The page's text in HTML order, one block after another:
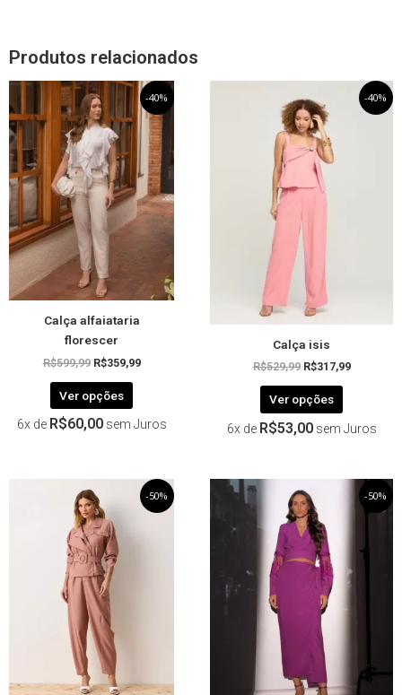
Produtos relacionados
-40%
Calça alfaiataria
florescer
R$599,99
preço
original
era:
R$599,99.
R$359,99
O
preço
atual
R$359,99.
Ver opções
Este
produto
tem
várias
variantes.
As
opções
podem
na
página
do
6x de R$60,00 sem Juros
-40%
Calça isis
R$529,99
preço
original
era:
R$529,99.
R$317,99
preço
atual
Ver opções
Este
produto
do
6x de R$53,00 sem Juros
-50%
preço
original
era:
R$339,99.
O
preço
atual
Este
produto
na
-50%
preço
original
era:
R$339,99.
preço
atual
Este
produto
várias
variantes.
As
opções
escolhidas
na